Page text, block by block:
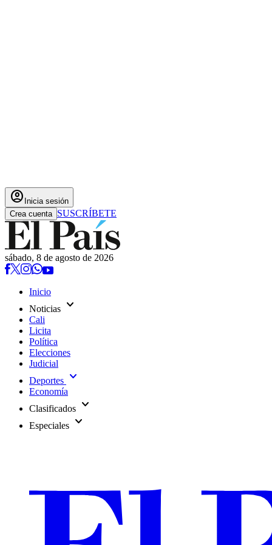
account_circle Inicia sesión
Crea cuenta SUSCRÍBETE
sábado, 8 de agosto de 2026
Inicio
Noticias expand_more
Cali
Licita
Política
Elecciones
Judicial
Deportes expand_more
Economía
Clasificados expand_more
Especiales expand_more